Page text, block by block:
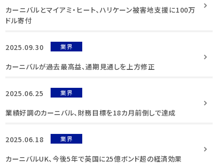
カーニバルとマイアミ・ヒート、ハリケーン被害地支援に100万
ドル寄付
2025.09.30 業界
カーニバルが過去最高益、通期見通しを上方修正
2025.06.25 業界
業績好調のカーニバル、財務目標を18カ月前倒しで達成
2025.06.18 業界
カーニバルUK、今後5年で英国に25億ボンド超の経済効果